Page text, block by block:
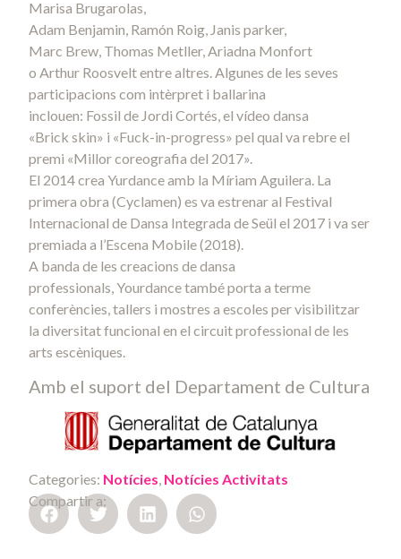
Marisa Brugarolas,
Adam Benjamin, Ramón Roig, Janis parker,
Marc Brew, Thomas Metller, Ariadna Monfort
o Arthur Roosvelt entre altres. Algunes de les seves
participacions com intèrpret i ballarina
inclouen: Fossil de Jordi Cortés, el vídeo dansa
«Brick skin» i «Fuck-in-progress» pel qual va rebre el
premi «Millor coreografia del 2017».
El 2014 crea Yurdance amb la Míriam Aguilera. La
primera obra (Cyclamen) es va estrenar al Festival
Internacional de Dansa Integrada de Seül el 2017 i va ser
premiada a l’Escena Mobile (2018).
A banda de les creacions de dansa
professionals, Yourdance també porta a terme
conferències, tallers i mostres a escoles per visibilitzar
la diversitat funcional en el circuit professional de les
arts escèniques.
Amb el suport del Departament de Cultura
Categories: Notícies, Notícies Activitats
Compartir a: